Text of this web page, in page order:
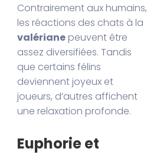
Contrairement aux humains,
les réactions des chats à la
valériane peuvent être
assez diversifiées. Tandis
que certains félins
deviennent joyeux et
joueurs, d’autres affichent
une relaxation profonde.
Euphorie et